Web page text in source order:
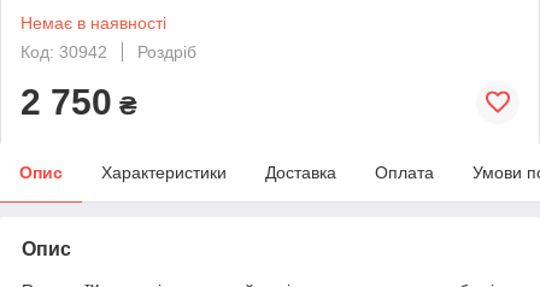
Немає в наявності
Код: 30942
Роздріб
2 750 ₴
Опис Характеристики Доставка Оплата Умови
Опис